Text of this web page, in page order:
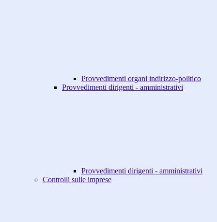
Provvedimenti organi indirizzo-politico
Provvedimenti dirigenti - amministrativi
Provvedimenti dirigenti - amministrativi
Controlli sulle imprese